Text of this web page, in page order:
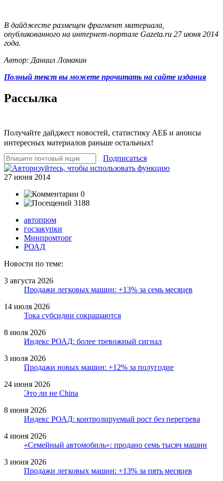
В дайджесте размещен фрагмент материала,
опубликованного на интернет-портале Gazeta.ru 27 июня 2014
года.
Автор: Даниил Ломакин
Полный текст вы можете прочитать на сайте издания
Рассылка
Получайте дайджест новостей, статистику АЕБ и анонсы
интересных материалов раньше остальных!
Подписаться
27 июня 2014
0
3188
автопром
госзакупки
Минпромторг
РОАД
Новости по теме:
3 августа 2026
Продажи легковых машин: +13% за семь месяцев
14 июля 2026
Тока субсидии сокращаются
8 июля 2026
Индекс РОАД: более тревожный сигнал
3 июля 2026
Продажи новых машин: +12% за полугодие
24 июня 2026
Это ли не China
8 июня 2026
Индекс РОАД: контролируемый рост без перегрева
4 июня 2026
«Семейный автомобиль»: продано семь тысяч машин
3 июня 2026
Продажи легковых машин: +13% за пять месяцев